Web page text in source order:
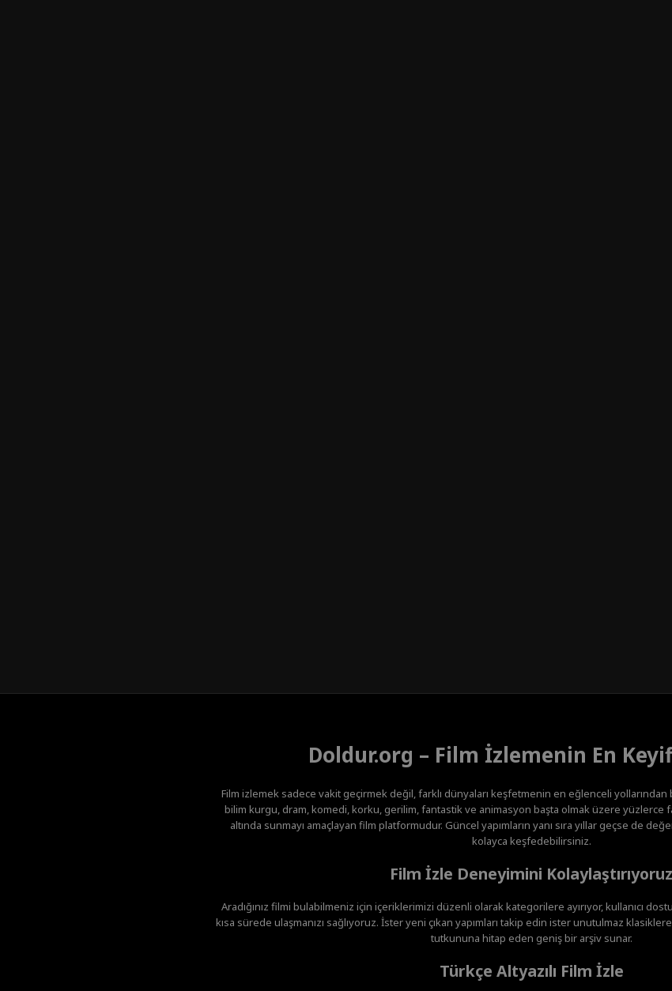
Doldur.org – Film İzlemenin En
Film izlemek sadece vakit geçirmek değil, farklı dünyaları keşfetmenin en eğlenceli yollarından
bilim kurgu, dram, komedi, korku, gerilim, fantastik ve animasyon başta olmak üzere yüzlerce
altında sunmayı amaçlayan film platformudur. Güncel yapımların yanı sıra yıllar geçse de
kolayca keşfedebilirsiniz.
Film İzle Deneyimini Kolaylaştırıyoruz
Aradığınız filmi bulabilmeniz için içeriklerimizi düzenli olarak kategorilere ayırıyor, kullanıcı
kısa sürede ulaşmanızı sağlıyoruz. İster yeni çıkan yapımları takip edin ister unutulmaz
tutkununa hitap eden geniş bir arşiv sunar.
Türkçe Altyazılı Film İzle